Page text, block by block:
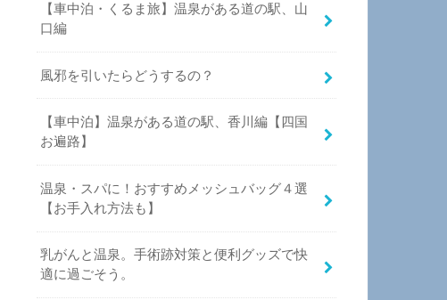
【車中泊・くるま旅】温泉がある道の駅、山
口編
風邪を引いたらどうするの？
【車中泊】温泉がある道の駅、香川編【四国
お遍路】
温泉・スパに！おすすめメッシュバッグ４選
【お手入れ方法も】
乳がんと温泉。手術跡対策と便利グッズで快
適に過ごそう。